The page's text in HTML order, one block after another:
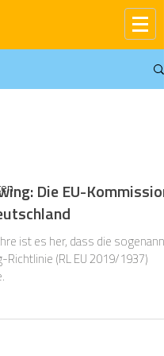
Die EU-Kommission
ist es her, dass die
(RL EU 2019/1937)